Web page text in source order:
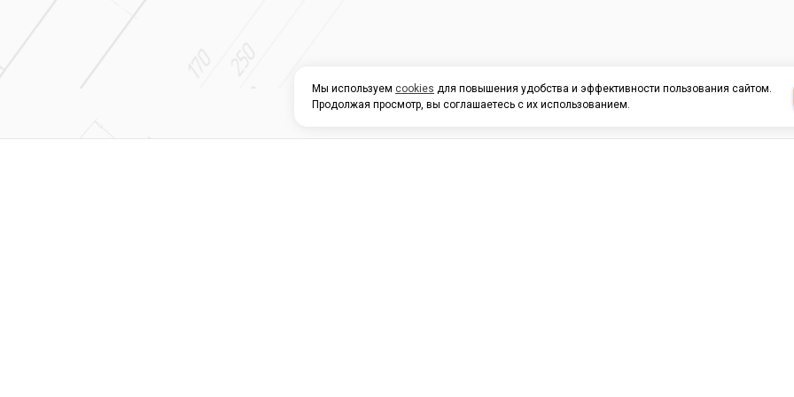
Мы используем cookies для повышения удобства и эффективности пользования сайтом.
Продолжая просмотр, вы соглашаетесь с их использованием.